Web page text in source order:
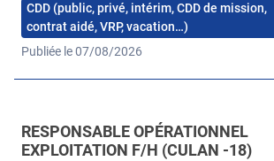
CDD (public, privé, intérim, CDD de mission,
contrat aidé, VRP, vacation…)
Publiée le 07/08/2026
RESPONSABLE OPÉRATIONNEL
EXPLOITATION F/H (CULAN -18)